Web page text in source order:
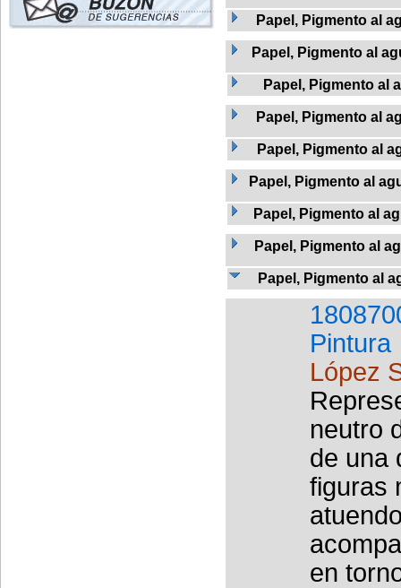
Papel, Pigmento al
Papel, Pigmento al
Papel, Pigmento al
Papel, Pigmento al
Papel, Pigmento al
Papel, Pigmento al
Papel, Pigmento al
Papel, Pigmento al
Papel, Pigmento al
Pintura
López
neutro
de una
figuras
en